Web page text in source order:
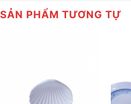
SẢN PHẨM TƯƠNG TỰ